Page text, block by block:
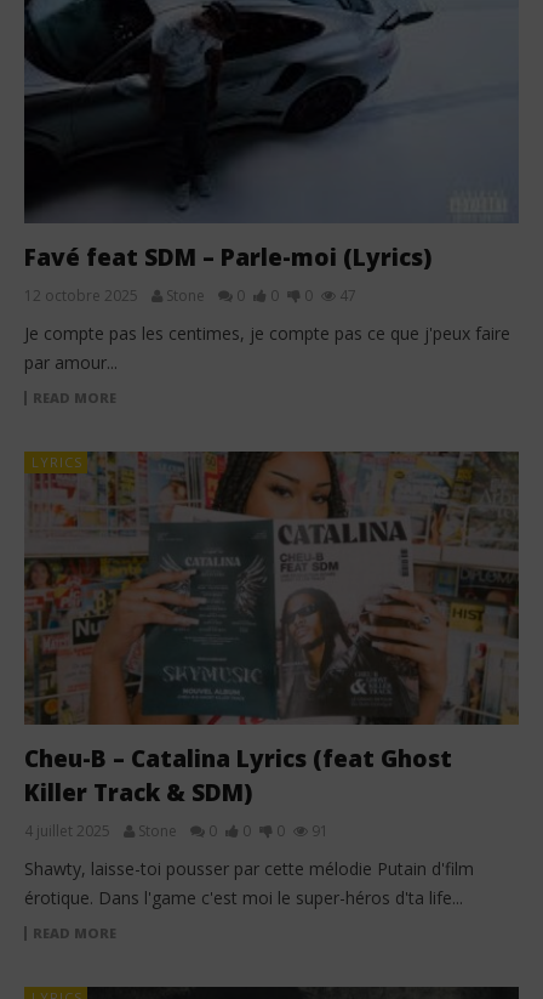
Favé feat SDM – Parle-moi (Lyrics)
12 octobre 2025 Stone 0 0 0 47
Je compte pas les centimes, je compte pas ce que j'peux faire
par amour...
READ MORE
LYRICS
Cheu-B – Catalina Lyrics (feat Ghost
Killer Track & SDM)
4 juillet 2025 Stone 0 0 0 91
Shawty, laisse-toi pousser par cette mélodie Putain d'film
érotique. Dans l'game c'est moi le super-héros d'ta life...
READ MORE